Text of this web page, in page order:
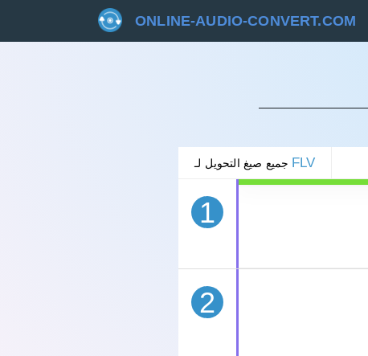
ONLINE-AUDIO-CONVERT.COM
FLV
1
إلغاء
2